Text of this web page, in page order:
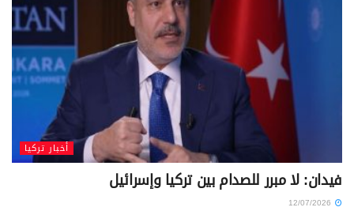
أخبار تركيا
فيدان: لا مبرر للصدام بين تركيا وإسرائيل